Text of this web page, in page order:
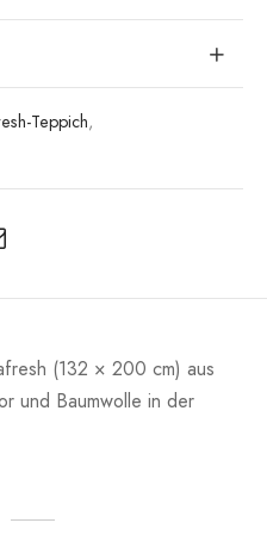
Teppich,
(132 × 200 cm) aus
und Baumwolle in der